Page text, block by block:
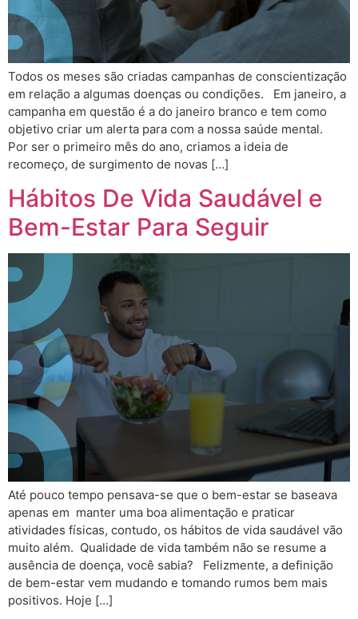
Todos os meses são criadas campanhas de conscientização
em relação a algumas doenças ou condições. Em janeiro, a
campanha em questão é a do janeiro branco e tem como
objetivo criar um alerta para com a nossa saúde mental.
Por ser o primeiro mês do ano, criamos a ideia de
recomeço, de surgimento de novas […]
Hábitos De Vida Saudável e
Bem-Estar Para Seguir
Até pouco tempo pensava-se que o bem-estar se baseava
apenas em manter uma boa alimentação e praticar
atividades físicas, contudo, os hábitos de vida saudável vão
muito além. Qualidade de vida também não se resume a
ausência de doença, você sabia? Felizmente, a definição
de bem-estar vem mudando e tomando rumos bem mais
positivos. Hoje […]